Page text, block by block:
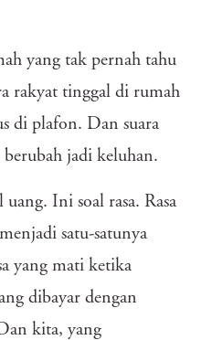
yang tak pernah tahu
rakyat tinggal di rumah
di plafon. Dan suara
jadi keluhan.
Ini soal rasa. Rasa
satu-satunya
yang mati ketika
dibayar dengan
kita, yang